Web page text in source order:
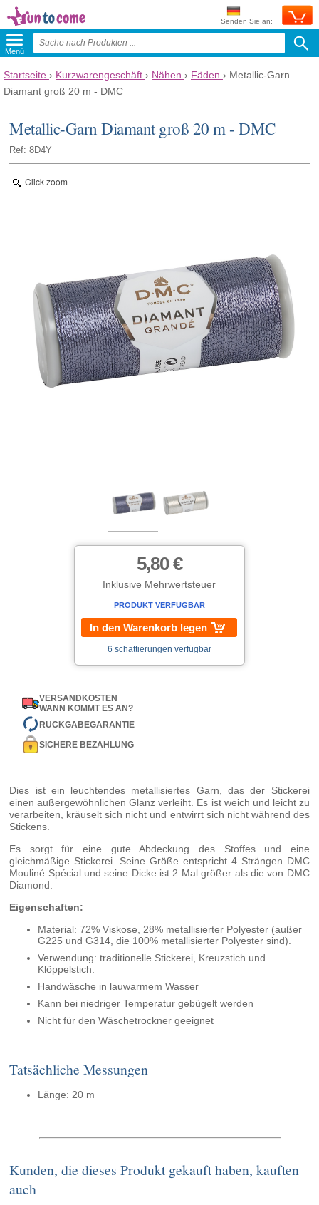
Senden Sie an:
Menü
Startseite › Kurzwarengeschäft › Nähen › Fäden › Metallic-Garn
Diamant groß 20 m - DMC
Metallic-Garn Diamant groß 20 m - DMC
Ref: 8D4Y
Click zoom
5,80 €
Inklusive Mehrwertsteuer
PRODUKT VERFÜGBAR
In den Warenkorb legen
6 schattierungen verfügbar
VERSANDKOSTEN
WANN KOMMT ES AN?
RÜCKGABEGARANTIE
SICHERE BEZAHLUNG
Dies ist ein leuchtendes metallisiertes Garn, das der Stickerei
einen außergewöhnlichen Glanz verleiht. Es ist weich und leicht zu
verarbeiten, kräuselt sich nicht und entwirrt sich nicht während des
Stickens.
Es sorgt für eine gute Abdeckung des Stoffes und eine
gleichmäßige Stickerei. Seine Größe entspricht 4 Strängen DMC
Mouliné Spécial und seine Dicke ist 2 Mal größer als die von DMC
Diamond.
Eigenschaften:
Material: 72% Viskose, 28% metallisierter Polyester (außer
G225 und G314, die 100% metallisierter Polyester sind).
Verwendung: traditionelle Stickerei, Kreuzstich und
Klöppelstich.
Handwäsche in lauwarmem Wasser
Kann bei niedriger Temperatur gebügelt werden
Nicht für den Wäschetrockner geeignet
Tatsächliche Messungen
Länge: 20 m
Kunden, die dieses Produkt gekauft haben, kauften
auch